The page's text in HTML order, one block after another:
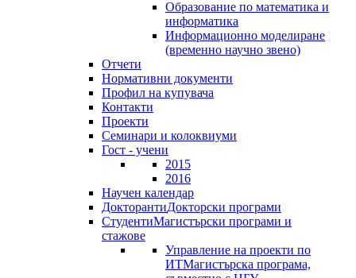
Образование по математика и
информатика
Информационно моделиране
(временно научно звено)
Отчети
Нормативни документи
Профил на купувача
Контакти
Проекти
Семинари и колоквиуми
Гост - учени
2015
2016
Научен календар
ДокторантиДокторски програми
СтудентиМагистърски програми и
стажове
Управление на проекти по
ИТМагистърска програма,